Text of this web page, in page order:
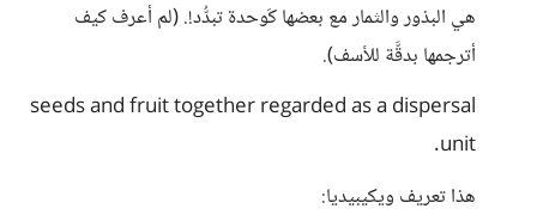
هي البذور والثمار مع بعضها كَوحدة تبدُّد!. (لم أعرف كيف
أترجمها بدقَّة للأسف).
seeds and fruit together regarded as a dispersal
unit.
هذا تعريف ويكيبيديا: